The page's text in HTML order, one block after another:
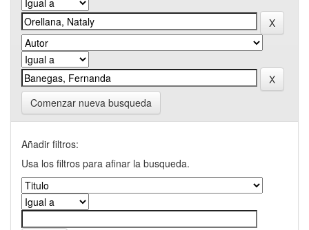
Comenzar nueva busqueda
Añadir filtros:
Usa los filtros para afinar la busqueda.